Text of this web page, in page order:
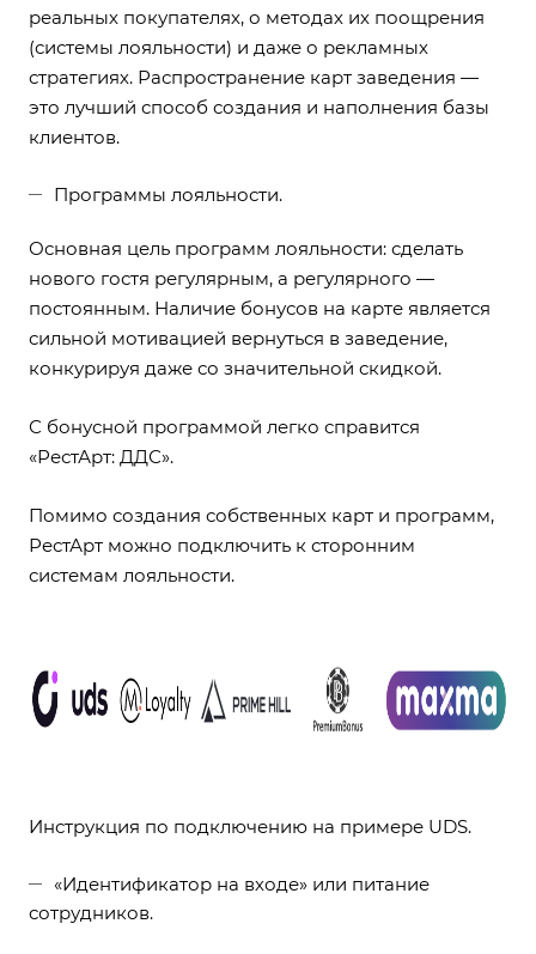
реальных покупателях, о методах их поощрения
(системы лояльности) и даже о рекламных
стратегиях. Распространение карт заведения —
это лучший способ создания и наполнения базы
клиентов.
Программы лояльности.
Основная цель программ лояльности: сделать
нового гостя регулярным, а регулярного —
постоянным. Наличие бонусов на карте является
сильной мотивацией вернуться в заведение,
конкурируя даже со значительной скидкой.
С бонусной программой легко справится
«РестАрт: ДДС».
Помимо создания собственных карт и программ,
РестАрт можно подключить к сторонним
системам лояльности.
Инструкция по подключению на примере UDS.
«Идентификатор на входе» или питание
сотрудников.